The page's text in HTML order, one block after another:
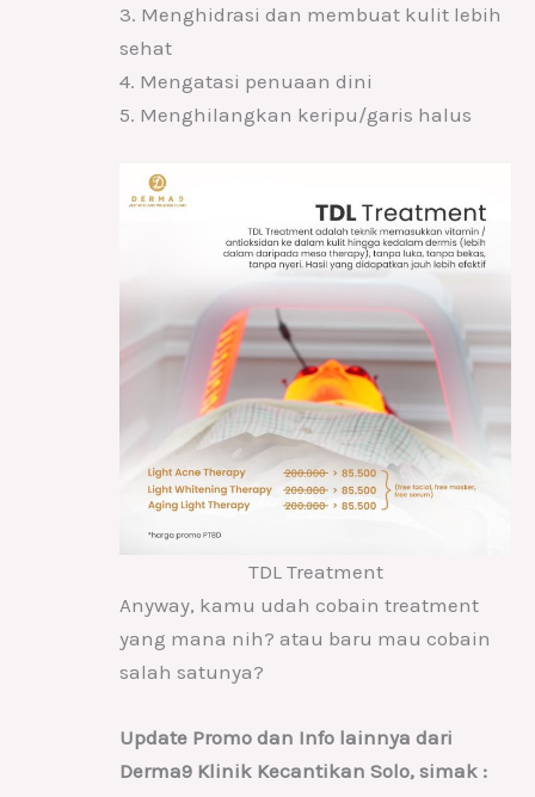
3. Menghidrasi dan membuat kulit lebih
sehat
4. Mengatasi penuaan dini
5. Menghilangkan keripu/garis halus
TDL Treatment
Anyway, kamu udah cobain treatment
yang mana nih? atau baru mau cobain
salah satunya?
Update Promo dan Info lainnya dari
Derma9 Klinik Kecantikan Solo, simak :